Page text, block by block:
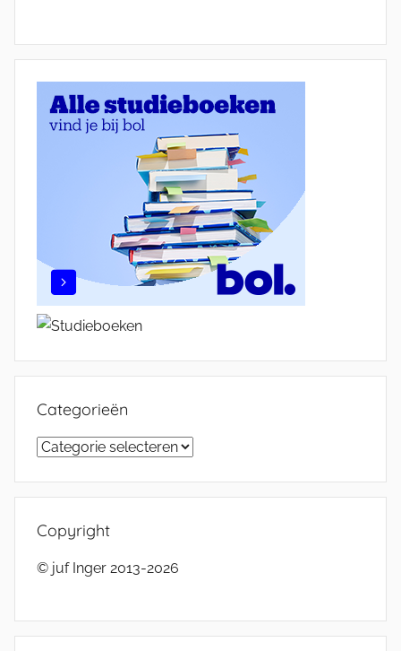
Categorieën
Categorieën
Copyright
© juf Inger 2013-2026